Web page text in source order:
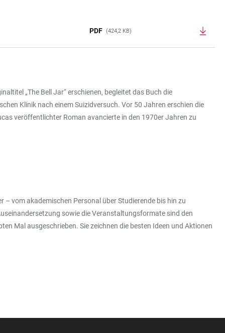
PDF (424,2 KB)
„The Bell Jar“ erschienen, begleitet das Buch die
Klinik nach einem Suizidversuch. Vor 50 Jahren erschien die
veröffentlichter Roman avancierte in den 1970er Jahren zu
– vom akademischen Personal über Studierende bis hin zu
sowie die Veranstaltungsformate sind den
Mal ausgeschrieben. Sie zeichnen die besten Ideen und Aktionen